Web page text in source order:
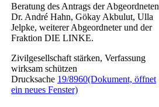
Beratung des Antrags der Abgeordneten
Dr. André Hahn, Gökay Akbulut, Ulla
Jelpke, weiterer Abgeordneter und der
Fraktion DIE LINKE.
Zivilgesellschaft stärken, Verfassung
wirksam schützen
Drucksache 19/8960(Dokument, öffnet
ein neues Fenster)